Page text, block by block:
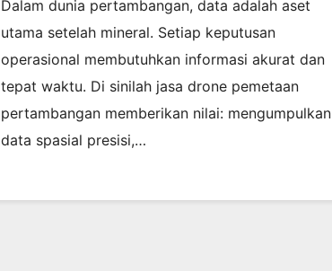
Dalam dunia pertambangan, data adalah aset
utama setelah mineral. Setiap keputusan
operasional membutuhkan informasi akurat dan
tepat waktu. Di sinilah jasa drone pemetaan
pertambangan memberikan nilai: mengumpulkan
data spasial presisi,…